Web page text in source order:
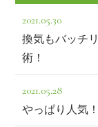
2021.05.30
換気もバッチ
術！
2021.05.28
やっぱり人気